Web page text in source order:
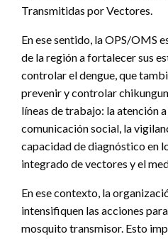
Transmitidas por Vectores.
En ese sentido, la OPS/OMS
de la región a fortalecer sus
controlar el dengue, que
prevenir y controlar
líneas de trabajo: la atención
comunicación social, la
capacidad de diagnóstico en
integrado de vectores y el
En ese contexto, la
intensifiquen las acciones
mosquito transmisor. Esto